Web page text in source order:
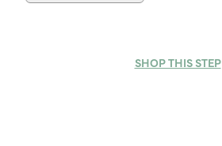
SHOP THIS STEP